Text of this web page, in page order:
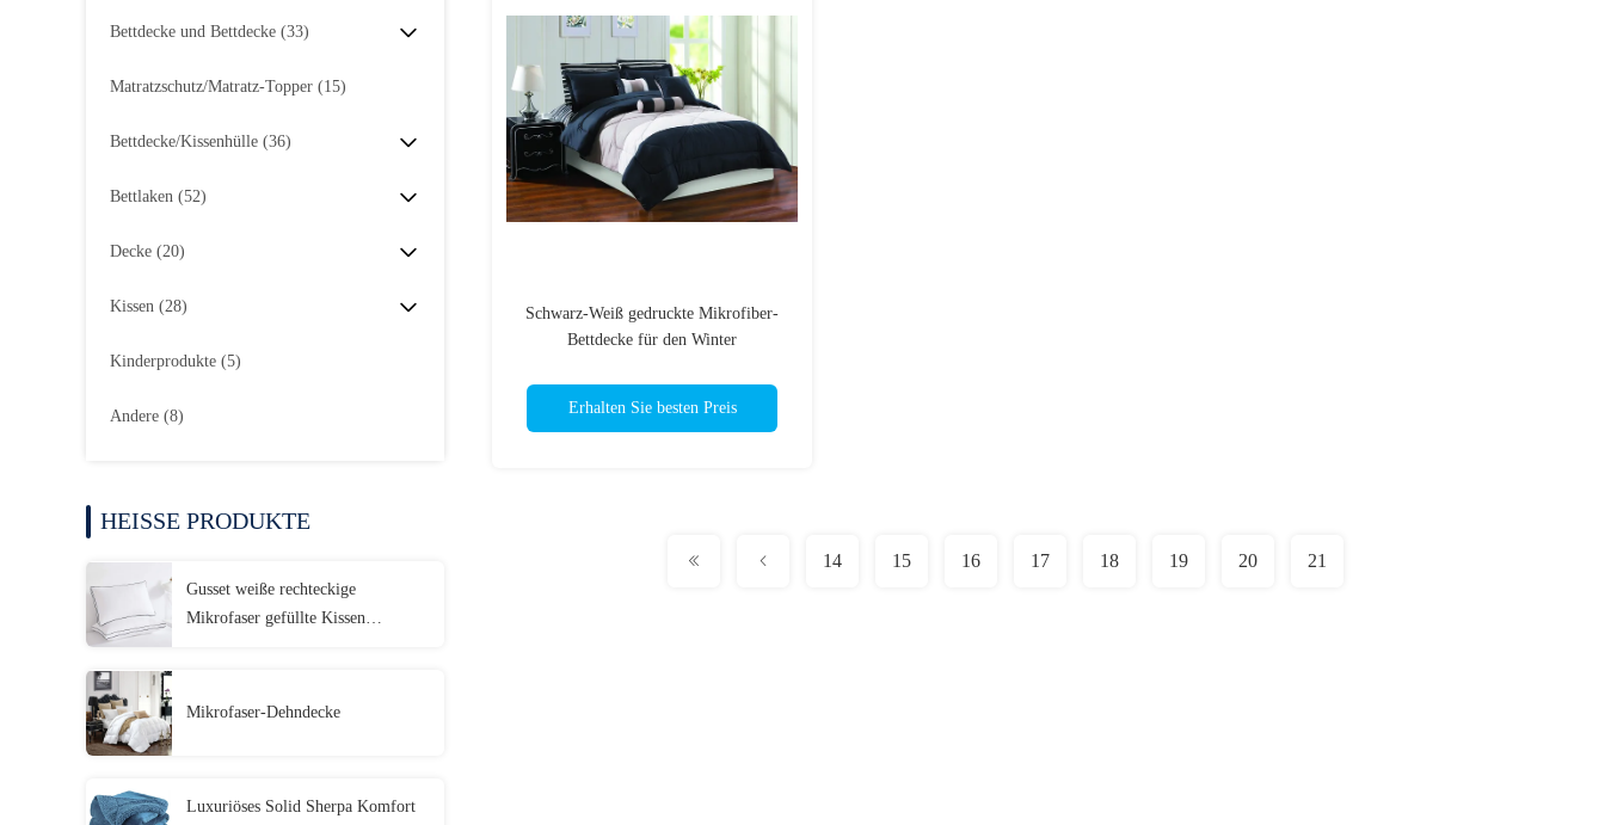
Bettdecke und Bettdecke (33)
Matratzschutz/Matratz-Topper (15)
Bettdecke/Kissenhülle (36)
Bettlaken (52)
Decke (20)
Kissen (28)
Kinderprodukte (5)
Andere (8)
HEISSE PRODUKTE
Gusset weiße rechteckige
Mikrofaser gefüllte Kissen
Mikrofaser-Dehndecke
Luxuriöses Solid Sherpa Komfort
Schwarz-Weiß gedruckte Mikrofiber-
Bettdecke für den Winter
Erhalten Sie besten Preis
14 15 16 17 18 19 20 21